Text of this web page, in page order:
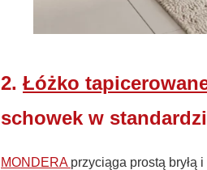
2. Łóżko
schowek w
MONDERA przyciąga prostą bryłą